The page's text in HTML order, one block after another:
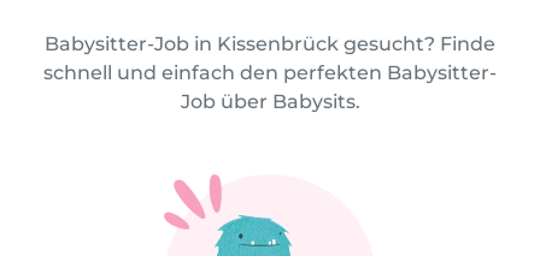
Babysitter-Job in Kissenbrück gesucht? Finde
schnell und einfach den perfekten Babysitter-
Job über Babysits.